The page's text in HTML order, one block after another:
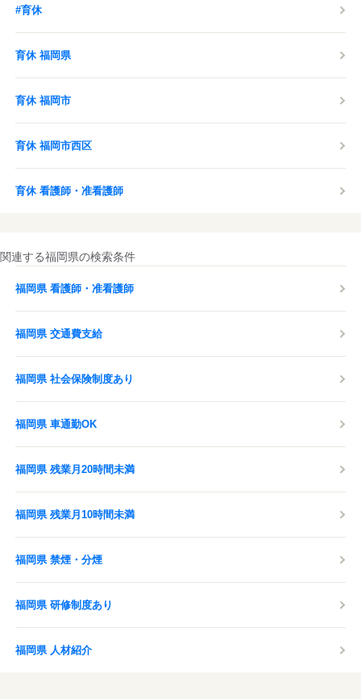
#育休
育休 福岡県
育休 福岡市
育休 福岡市西区
育休 看護師・准看護師
関連する福岡県の検索条件
福岡県 看護師・准看護師
福岡県 交通費支給
福岡県 社会保険制度あり
福岡県 車通勤OK
福岡県 残業月20時間未満
福岡県 残業月10時間未満
福岡県 禁煙・分煙
福岡県 研修制度あり
福岡県 人材紹介